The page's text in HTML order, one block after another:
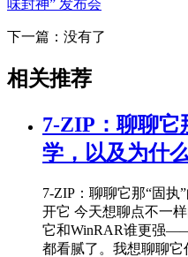
味封神” 发布会
下一篇：没有了
相关推荐
7-ZIP：聊聊它
学，以及为什
7-ZIP：聊聊它那“固执
开它 今天想聊点不一
它和WinRAR谁更强
都看腻了。我想聊聊它